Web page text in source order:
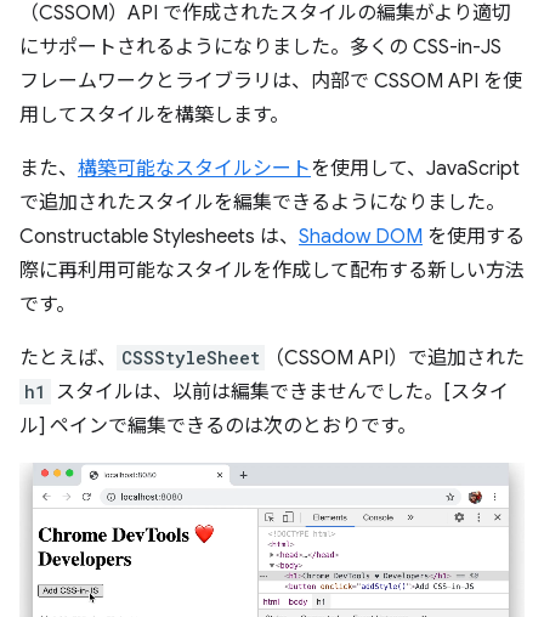
（CSSOM）API で作成されたスタイルの編集がより適切
にサポートされるようになりました。多くの CSS-in-JS
フレームワークとライブラリは、内部で CSSOM API を使
用してスタイルを構築します。
また、 構築可能なスタイルシートを使用して、JavaScript
で追加されたスタイルを編集できるようになりました。
Constructable Stylesheets は、 Shadow DOM を使用する
際に再利用可能なスタイルを作成して配布する新しい方法
です。
たとえば、 CSSStyleSheet （CSSOM API）で追加された
h1
スタイルは、以前は編集できませんでした。[スタイ
ル] ペインで編集できるのは次のとおりです。